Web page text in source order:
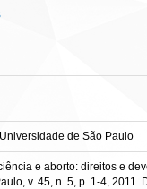
de São Paulo
e aborto: direitos e
v. 45, n. 5, p. 1-4, 2011.